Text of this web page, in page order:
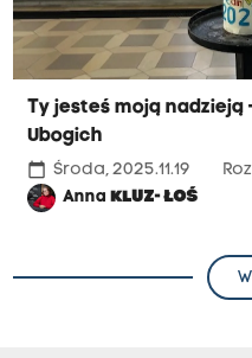
Ty jesteś moją nadzieją
Ubogich
calendar_today Środa, 2025.11.19
AnnaKLUZ- ŁOŚ